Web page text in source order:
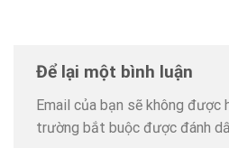
Để lại một bình luận
Email của bạn sẽ không được
trường bắt buộc được đánh